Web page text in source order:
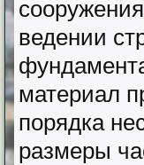
ведении
материал
порядка
размеры